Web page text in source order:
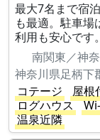
最大7名まで宿
も最適。駐車
利用も安心です。
南関東／神
神奈川県足柄下
コテージ
屋根
ログハウス
温泉近隣